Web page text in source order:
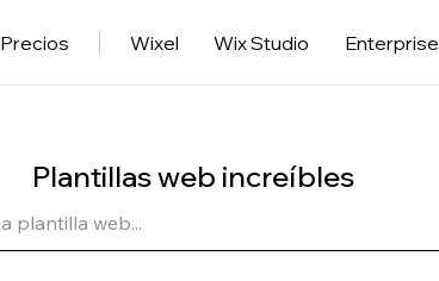
Precios Wixel Wix Studio Enterprise
Plantillas web increíbles